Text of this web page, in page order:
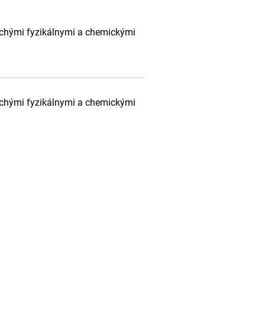
fyzikálnymi a chemickými
fyzikálnymi a chemickými